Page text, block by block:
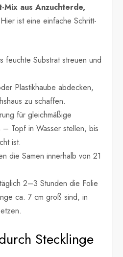
Mix aus Anzuchterde,
ist eine einfache Schritt-
feuchte Substrat streuen und
Plastikhaube abdecken,
zu schaffen.
für gleichmäßige
– Topf in Wasser stellen, bis
ist.
die Samen innerhalb von 21
2–3 Stunden die Folie
ca. 7 cm groß sind, in
Stecklinge